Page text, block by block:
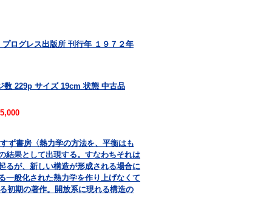
ログレス出版所 刊行年 １９７２年
229p サイズ 19cm 状態 中古品
ず書房〈熱力学の方法を、平衡はも
果として出現する。すなわちそれは
るが、新しい構造が形成される場合に
般化された熱力学を作り上げなくて
初期の著作。開放系に現れる構造の